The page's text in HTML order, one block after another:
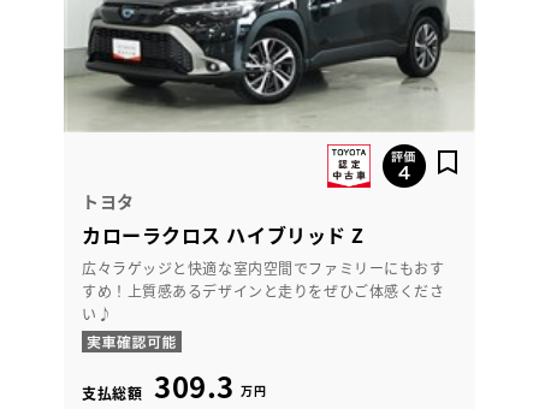
トヨタ
カローラクロス ハイブリッド Z
広々ラゲッジと快適な室内空間でファミリーにもおす
すめ！上質感あるデザインと走りをぜひご体感くださ
い♪
支払総額 309.3 万円